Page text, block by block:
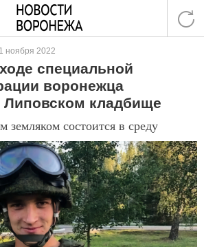
ноября 2022
специальной
воронежца
Липовском кладбище
состоится в среду